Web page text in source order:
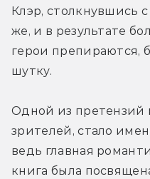
Клэр, столкнувшись
же, и в результате
герои препираются,
шутку.
Одной из претензий
зрителей, стало
ведь главная
книга была